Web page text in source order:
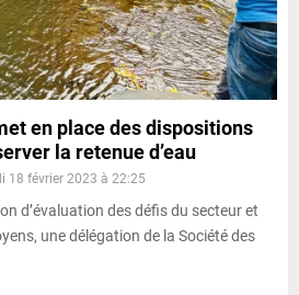
en place des dispositions
la retenue d’eau
18 février 2023 à 22:25
d’évaluation des défis du secteur et
une délégation de la Société des